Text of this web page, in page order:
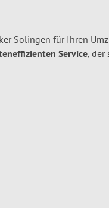
Solingen für Ihren
Service, der